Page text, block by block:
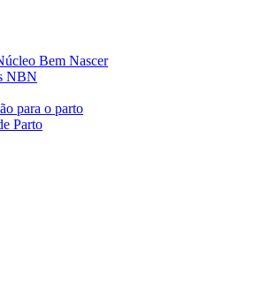
Bem Nascer
NBN
para o parto
Parto